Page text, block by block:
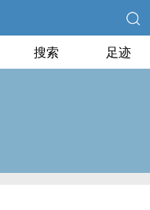
搜索 足迹